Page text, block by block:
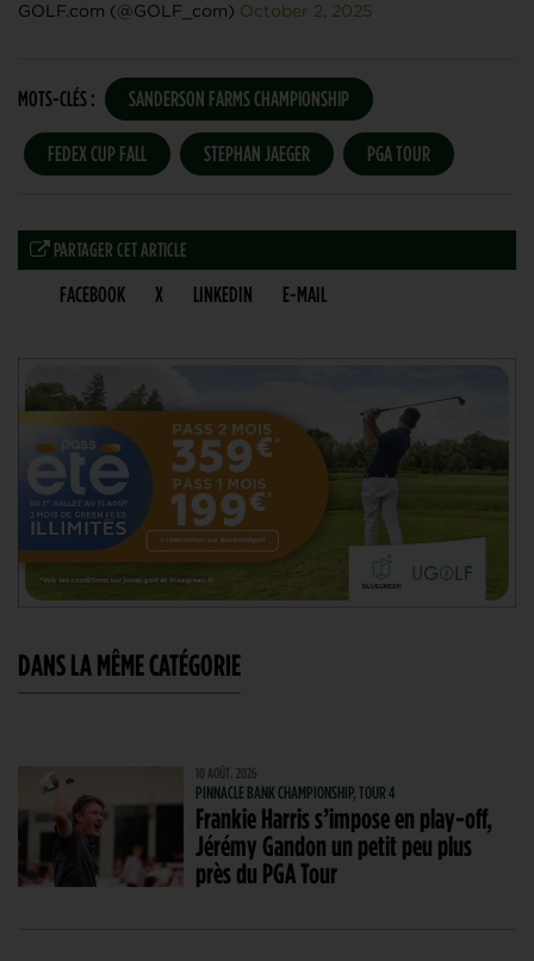
GOLF.com (@GOLF_com) October 2, 2025
MOTS-CLÉS : SANDERSON FARMS CHAMPIONSHIP
FEDEX CUP FALL STEPHAN JAEGER PGA TOUR
PARTAGER CET ARTICLE
FACEBOOK X LINKEDIN E-MAIL
DANS LA MÊME CATÉGORIE
10 AOÛT. 2026
PINNACLE BANK CHAMPIONSHIP, TOUR 4
Frankie Harris s’impose en play-off,
Jérémy Gandon un petit peu plus
près du PGA Tour